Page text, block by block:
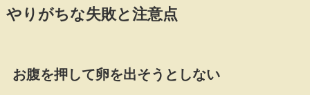
やりがちな失敗と注意点
お腹を押して卵を出そうとしない